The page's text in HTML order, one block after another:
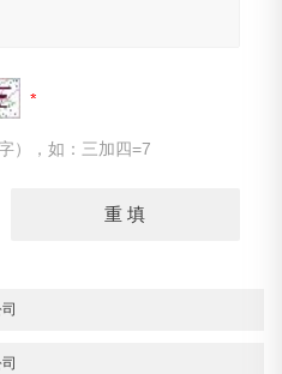
），如：三加四=7